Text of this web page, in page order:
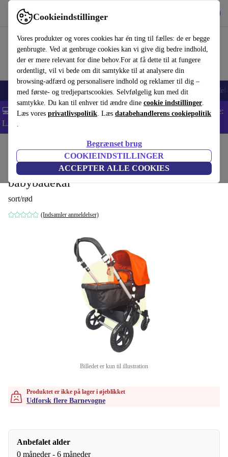
Cookieindstillinger
Vores produkter og vores cookies har én ting til fælles: de er begge
genbrugte. Ved at genbruge cookies kan vi give dig bedre indhold,
der er mere relevant for dine behov.For at få dette til at fungere
ordentligt, vil vi bede om dit samtykke til at analysere din
browsing-adfærd og personalisere indhold og reklamer til dig –
med første- og tredjepartscookies. Selvfølgelig kun med dit
samtykke. Du kan til enhver tid ændre dine cookie indstillinger.
Læs vores privatlivspolitik. Læs databehandlerens cookiepolitik
.
Begrænset brug
COOKIEINDSTILLINGER
ACCEPTER ALLE COOKIES
Brug refurbed hurtigt og nemt
Smartphones Bærbare Tablets Smartwatches Tilbehør
💻 Ekstra 5% rabat på alle MacBooks og bærbare computere - Kode:
LAPTOP5 -
Barnevogne & Klapvogne
Bugaboo kameleon 3 barnevogn mit
babybadekar
sort/rød
(Indsamler anmeldelser)
Billedet er kun til illustration
Produktet er ikke på lager i øjeblikket
Udforsk flere Barnevogne
Anbefalet alder
0 måneder - 6 måneder